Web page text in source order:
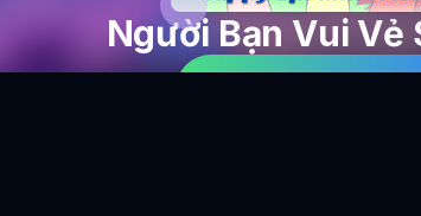
Người Bạn Vui Vẻ